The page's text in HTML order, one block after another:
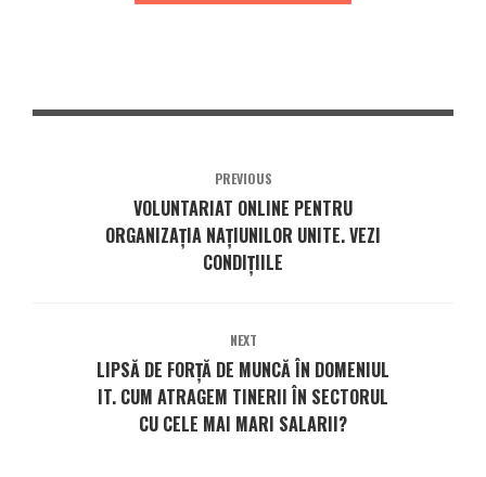
PREVIOUS
VOLUNTARIAT ONLINE PENTRU
ORGANIZAȚIA NAȚIUNILOR UNITE. VEZI
CONDIȚIILE
NEXT
LIPSĂ DE FORȚĂ DE MUNCĂ ÎN DOMENIUL
IT. CUM ATRAGEM TINERII ÎN SECTORUL
CU CELE MAI MARI SALARII?